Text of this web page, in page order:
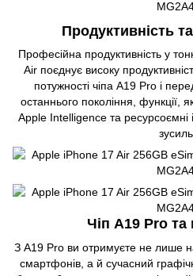
Продуктивність
Професійна продуктивність у
Air поєднує високу
потужності чіпа A19 Pro і
останнього покоління, функції,
Apple Intelligence та ресурсоємні
Чіп A19 Pro
З A19 Pro ви отримуєте не лише
смартфонів, а й сучасний